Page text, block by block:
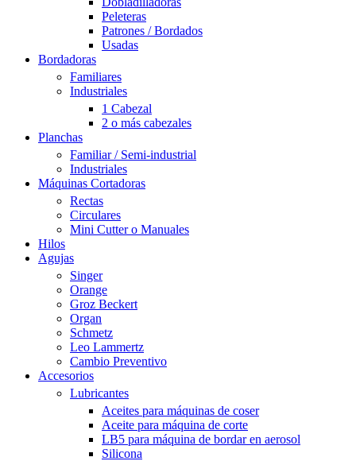
Peleteras
Patrones / Bordados
Usadas
Bordadoras
Familiares
Industriales
1 Cabezal
2 o más cabezales
Planchas
Familiar / Semi-industrial
Industriales
Máquinas Cortadoras
Rectas
Circulares
Mini Cutter o Manuales
Hilos
Agujas
Singer
Orange
Groz Beckert
Organ
Schmetz
Leo Lammertz
Cambio Preventivo
Accesorios
Lubricantes
Aceites para máquinas de coser
Aceite para máquina de corte
LB5 para máquina de bordar en aerosol
Silicona